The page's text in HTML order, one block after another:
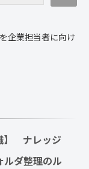
企業担当者に向け
】　ナレッジ
ルダ整理のル